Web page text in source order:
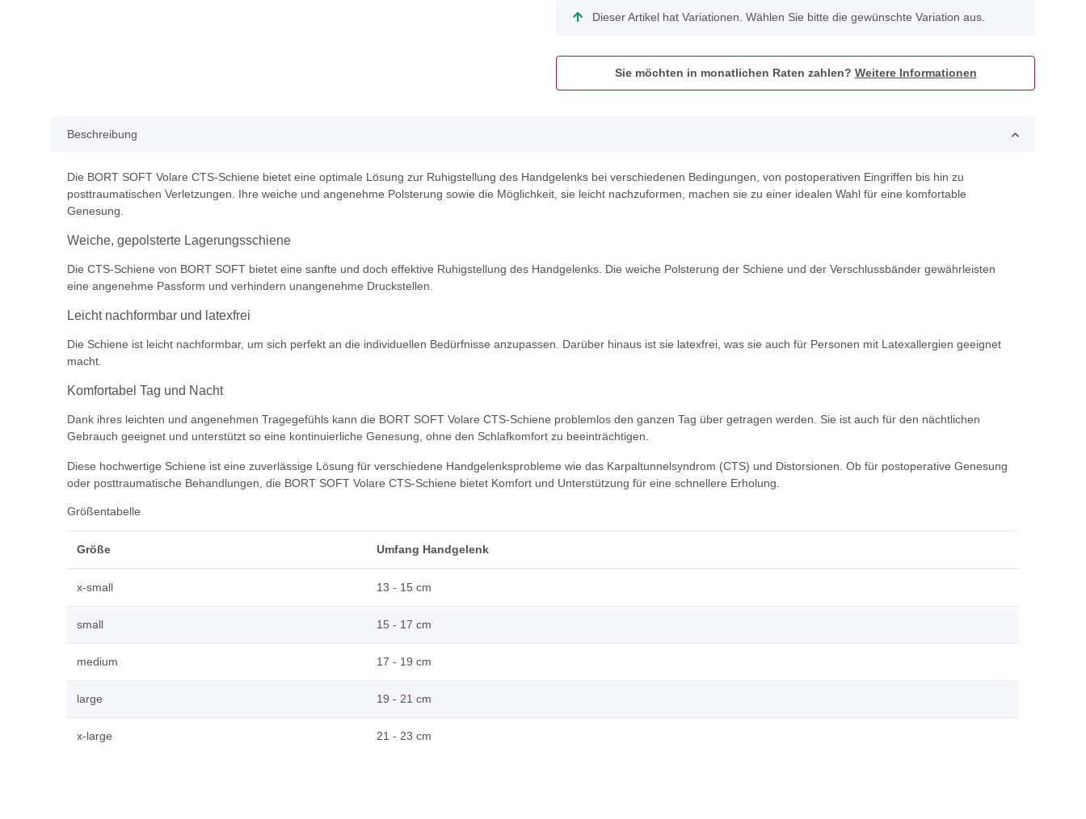
x Dieser Artikel hat Variationen. Wählen Sie bitte die gewünschte Variation aus.
Sie möchten in monatlichen Raten zahlen? Weitere Informationen
Beschreibung
Die BORT SOFT Volare CTS-Schiene bietet eine optimale Lösung zur Ruhigstellung des Handgelenks bei verschiedenen Bedingungen, von postoperativen Eingriffen bis hin zu
posttraumatischen Verletzungen. Ihre weiche und angenehme Polsterung sowie die Möglichkeit, sie leicht nachzuformen, machen sie zu einer idealen Wahl für eine komfortable
Genesung.
Weiche, gepolsterte Lagerungsschiene
Die CTS-Schiene von BORT SOFT bietet eine sanfte und doch effektive Ruhigstellung des Handgelenks. Die weiche Polsterung der Schiene und der Verschlussbänder gewährleisten
eine angenehme Passform und verhindern unangenehme Druckstellen.
Leicht nachformbar und latexfrei
Die Schiene ist leicht nachformbar, um sich perfekt an die individuellen Bedürfnisse anzupassen. Darüber hinaus ist sie latexfrei, was sie auch für Personen mit Latexallergien geeignet
macht.
Komfortabel Tag und Nacht
Dank ihres leichten und angenehmen Tragegefühls kann die BORT SOFT Volare CTS-Schiene problemlos den ganzen Tag über getragen werden. Sie ist auch für den nächtlichen
Gebrauch geeignet und unterstützt so eine kontinuierliche Genesung, ohne den Schlafkomfort zu beeinträchtigen.
Diese hochwertige Schiene ist eine zuverlässige Lösung für verschiedene Handgelenksprobleme wie das Karpaltunnelsyndrom (CTS) und Distorsionen. Ob für postoperative Genesung
oder posttraumatische Behandlungen, die BORT SOFT Volare CTS-Schiene bietet Komfort und Unterstützung für eine schnellere Erholung.
Größentabelle
Größe Umfang Handgelenk
x-small 13 - 15 cm
small 15 - 17 cm
medium 17 - 19 cm
large 19 - 21 cm
x-large 21 - 23 cm